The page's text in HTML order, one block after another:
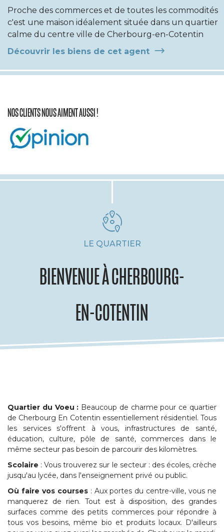
Proche des commerces et de toutes les commodités
c'est une maison idéalement située dans un quartier
calme du centre ville de Cherbourg-en-Cotentin
Découvrir les biens de cet agent
NOS CLIENTS NOUS AIMENT AUSSI !
LE QUARTIER
BIENVENUE À CHERBOURG-
EN-COTENTIN
Quartier du Voeu : Beaucoup de charme pour ce quartier
de Cherbourg En Cotentin essentiellement résidentiel. Tous
les services s'offrent à vous, infrastructures de santé,
éducation, culture, pôle de santé, commerces dans le
même secteur pas besoin de parcourir des kilomètres.
Scolaire : Vous trouverez sur le secteur : des écoles, crèche
jusqu'au lycée, dans l'enseignement privé ou public.
Où faire vos courses: Aux portes du centre-ville, vous ne
manquerez de rien. Tout est à disposition, des grandes
surfaces comme des petits commerces pour répondre à
tous vos besoins, même bio et produits locaux. D'ailleurs